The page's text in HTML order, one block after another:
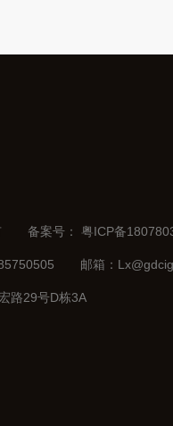
备案号： 粤ICP备
邮箱：
路29号D栋3A